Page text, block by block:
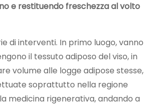
e restituendo freschezza al volto
di interventi. In primo luogo, vanno
il tessuto adiposo del viso, in
volume alle logge adipose stesse,
soprattutto nella regione
medicina rigenerativa, andando a